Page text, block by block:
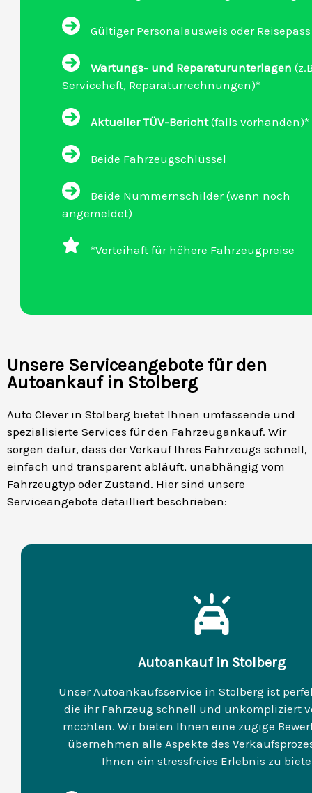
Gültiger Personalausweis oder Reisepass
Wartungs- und Reparaturunterlagen
Serviceheft, Reparaturrechnungen)*
Aktueller TÜV-Bericht(falls vorhanden)*
Beide Fahrzeugschlüssel
Beide Nummernschilder (wenn noch
angemeldet)
*Vorteihaft für höhere Fahrzeugpreise
Unsere Serviceangebote für den
Autoankauf in Stolberg
Auto Clever in Stolberg bietet Ihnen umfassende und
spezialisierte Services für den Fahrzeugankauf. Wir
sorgen dafür, dass der Verkauf Ihres Fahrzeugs schnell,
einfach und transparent abläuft, unabhängig vom
Fahrzeugtyp oder Zustand. Hier sind unsere
Serviceangebote detailliert beschrieben:
Autoankauf in Stolberg
Unser Autoankaufsservice in Stolberg ist
die ihr Fahrzeug schnell und unkompliziert
möchten. Wir bieten Ihnen eine zügige
übernehmen alle Aspekte des
Ihnen ein stressfreies Erlebnis zu